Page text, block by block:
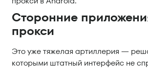
Сторонние
прокси
Это уже тяжелая артиллерия —
которыми штатный интерфейс не